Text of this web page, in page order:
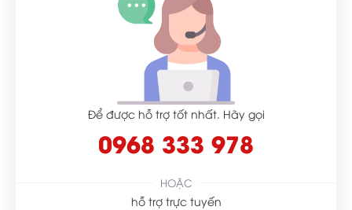
Để được hỗ trợ tốt nhất. Hãy gọi
0968 333 978
HOẶC
hỗ trợ trực tuyến